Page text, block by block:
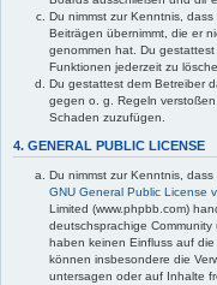
Du nimmst zur Kenntnis,
Beiträgen übernimmt, die er
genommen hat. Du
Funktionen jederzeit zu
Du gestattest dem Betreiber
gegen o. g. Regeln
Schaden zuzufügen.
4. GENERAL PUBLIC LICENSE
Du nimmst zur Kenntnis, dass
GNU General Public License
Limited (www.phpbb.com)
deutschsprachige
haben keinen Einfluss auf
können insbesondere die
untersagen oder auf Inhalte